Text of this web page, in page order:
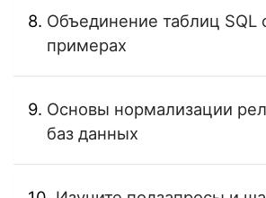
Объединение таблиц SQL
примерах
Основы нормализации
баз данных